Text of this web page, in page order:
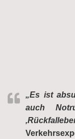
„Es ist
auch